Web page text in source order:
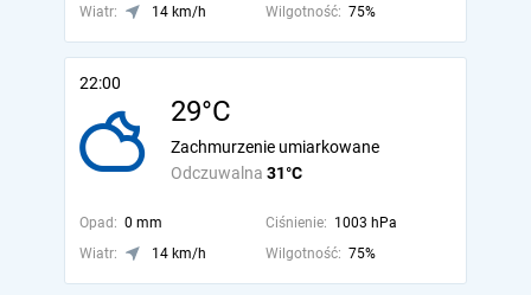
Wiatr:
14 km/h Wilgotność: 75%
22:00
29°C
Odczuwalna 31°C
Zachmurzenie umiarkowane
Opad: 0 mm Ciśnienie: 1003 hPa
Wiatr:
14 km/h Wilgotność: 75%